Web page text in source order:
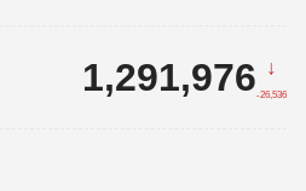
1,291,976 ↓
-26,536